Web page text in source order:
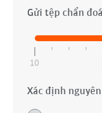
Gửi tệp chẩn
10
Xác định